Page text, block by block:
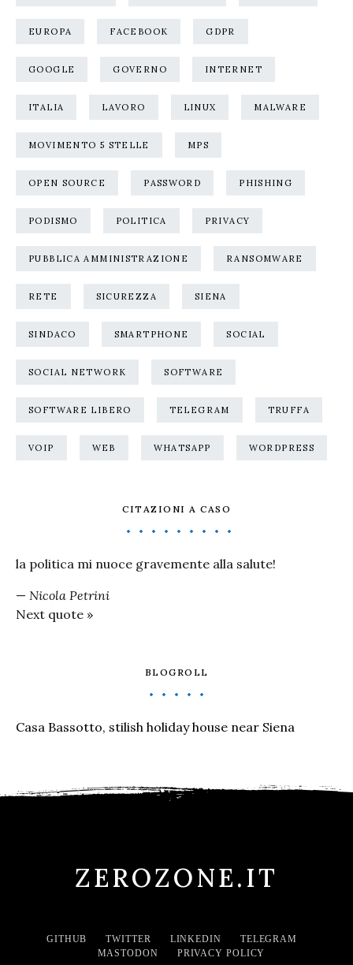
EUROPA FACEBOOK GDPR
GOOGLE GOVERNO INTERNET
ITALIA LAVORO LINUX MALWARE
MOVIMENTO 5 STELLE MPS
OPEN SOURCE PASSWORD PHISHING
PODISMO POLITICA PRIVACY
PUBBLICA AMMINISTRAZIONE RANSOMWARE
RETE SICUREZZA SIENA
SINDACO SMARTPHONE SOCIAL
SOCIAL NETWORK SOFTWARE
SOFTWARE LIBERO TELEGRAM TRUFFA
VOIP WEB WHATSAPP WORDPRESS
CITAZIONI A CASO
la politica mi nuoce gravemente alla salute!
— Nicola Petrini
Next quote »
BLOGROLL
Casa Bassotto, stilish holiday house near Siena
ZEROZONE.IT
GITHUB TWITTER LINKEDIN
TELEGRAM
MASTODON
PRIVACY POLICY